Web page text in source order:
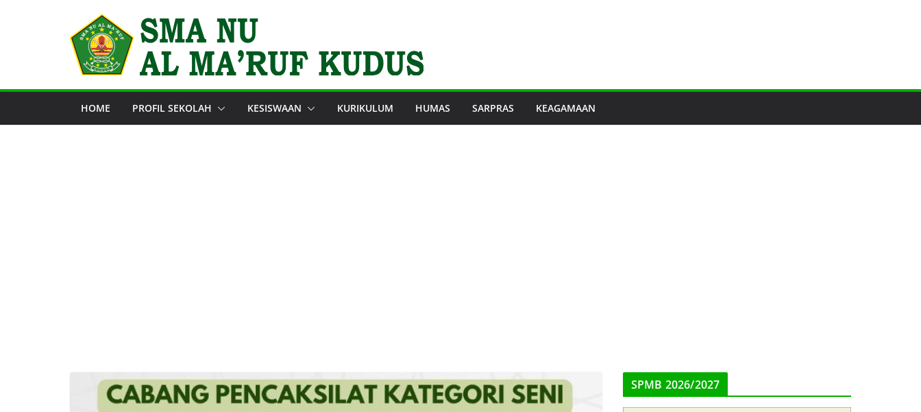
HOME PROFIL SEKOLAH KESISWAAN KURIKULUM HUMAS SARPRAS KEAGAMAAN
SPMB 2026/2027